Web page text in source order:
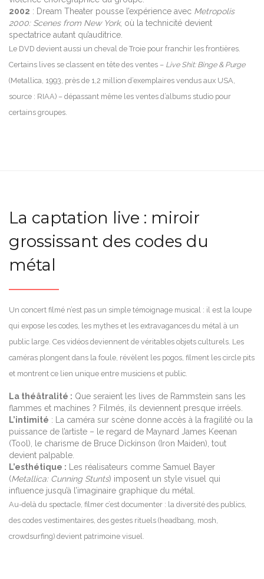
2002 : Dream Theater pousse l’expérience avec Metropolis
2000: Scenes from New York, où la technicité devient
spectatrice autant qu’auditrice.
Le DVD devient aussi un cheval de Troie pour franchir les frontières.
Certains lives se classent en tête des ventes – Live Shit: Binge & Purge
(Metallica, 1993, près de 1,2 million d’exemplaires vendus aux USA,
source : RIAA) – dépassant même les ventes d’albums studio pour
certains groupes.
La captation live : miroir
grossissant des codes du
métal
Un concert filmé n’est pas un simple témoignage musical : il est la loupe
qui expose les codes, les mythes et les extravagances du métal à un
public large. Ces vidéos deviennent de véritables objets culturels. Les
caméras plongent dans la foule, révèlent les pogos, filment les circle pits
et montrent ce lien unique entre musiciens et public.
La théâtralité : Que seraient les lives de Rammstein sans les
flammes et machines ? Filmés, ils deviennent presque irréels.
L’intimité : La caméra sur scène donne accès à la fragilité ou la
puissance de l’artiste – le regard de Maynard James Keenan
(Tool), le charisme de Bruce Dickinson (Iron Maiden), tout
devient palpable.
L’esthétique : Les réalisateurs comme Samuel Bayer
(Metallica: Cunning Stunts) imposent un style visuel qui
influence jusqu’à l’imaginaire graphique du métal.
Au-delà du spectacle, filmer c’est documenter : la diversité des publics,
des codes vestimentaires, des gestes rituels (headbang, mosh,
crowdsurfing) devient patrimoine visuel.